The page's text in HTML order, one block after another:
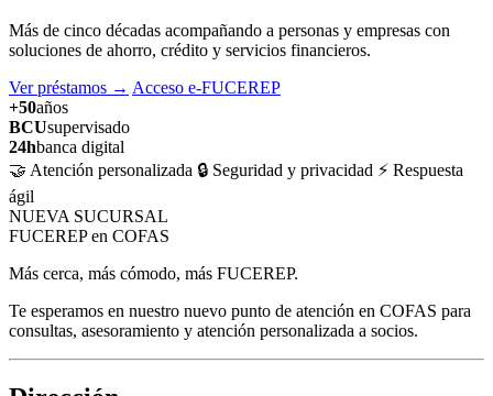
Más de cinco décadas acompañando a personas y empresas con
soluciones de ahorro, crédito y servicios financieros.
Ver préstamos → Acceso e-FUCEREP
+50años
BCUsupervisado
24hbanca digital
🤝 Atención personalizada 🔒 Seguridad y privacidad ⚡ Respuesta
ágil
NUEVA SUCURSAL
FUCEREP en COFAS
Más cerca, más cómodo, más FUCEREP.
Te esperamos en nuestro nuevo punto de atención en COFAS para
consultas, asesoramiento y atención personalizada a socios.